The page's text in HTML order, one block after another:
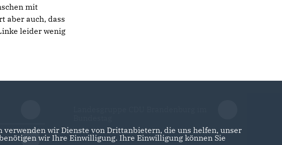
mit
aber auch, dass
leider wenig
verwenden wir Dienste von Drittanbietern, die uns helfen, unser
wir Ihre Einwilligung. Ihre Einwilligung können Sie